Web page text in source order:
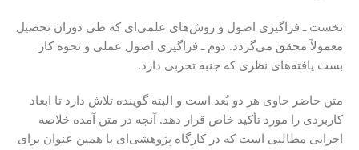
نخست ـ فراگیری اصول و روش‌های علمی‌ای که طی دوران تحصیل
معمولاً محقق می‌گردد. دوم ـ فراگیری اصول عملی و نحوه کار
بست یافته‌های نظری که جنبه تجربی دارد.
متن حاضر حاوی هر دو بُعد است و البته گوینده تلاش دارد تا ابعاد
کاربردی را مورد تأکید خاص قرار دهد. آنچه در متن آمده خلاصه
اجرایی مطالبی است که در کارگاه پژوهشی‌ای با همین عنوان برای